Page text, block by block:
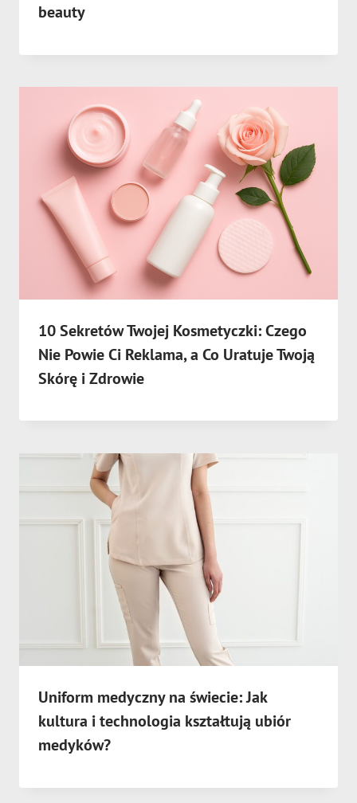
beauty
10 Sekretów Twojej Kosmetyczki: Czego
Nie Powie Ci Reklama, a Co Uratuje Twoją
Skórę i Zdrowie
Uniform medyczny na świecie: Jak
kultura i technologia kształtują ubiór
medyków?